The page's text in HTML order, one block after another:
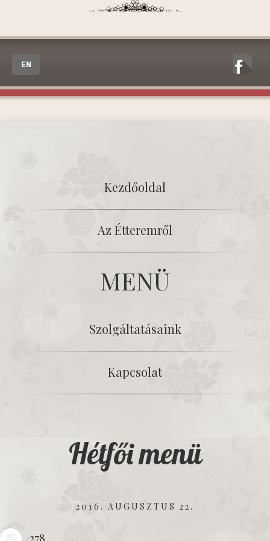
EN
Kezdőoldal
Az Étteremről
MENÜ
Szolgáltatásaink
Kapcsolat
Hétfői menü
2016. AUGUSZTUS 22.
278